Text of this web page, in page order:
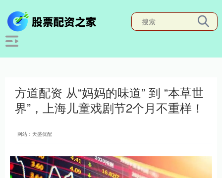
方道配资 从“妈妈的味道” 到 “本草世
界”，上海儿童戏剧节2个月不重样！
网站：天盛优配